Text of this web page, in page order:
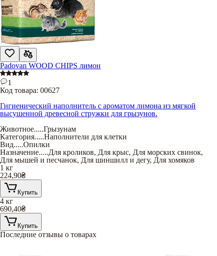
Padovan WOOD CHIPS лимон
1
Код товара: 00627
Гигиенический наполнитель с ароматом лимона из мягкой
высушенной древесной стружки для грызунов.
Животное.....Грызунам
Категория.....Наполнители для клетки
Вид.....Опилки
Назначение.....Для кроликов, Для крыс, Для морских свинок,
Для мышей и песчанок, Для шиншилл и дегу, Для хомяков
1 кг
224,90₴
Купить
4 кг
690,40₴
Купить
Последние отзывы о товарах